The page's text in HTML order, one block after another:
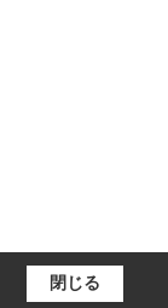
閉じる